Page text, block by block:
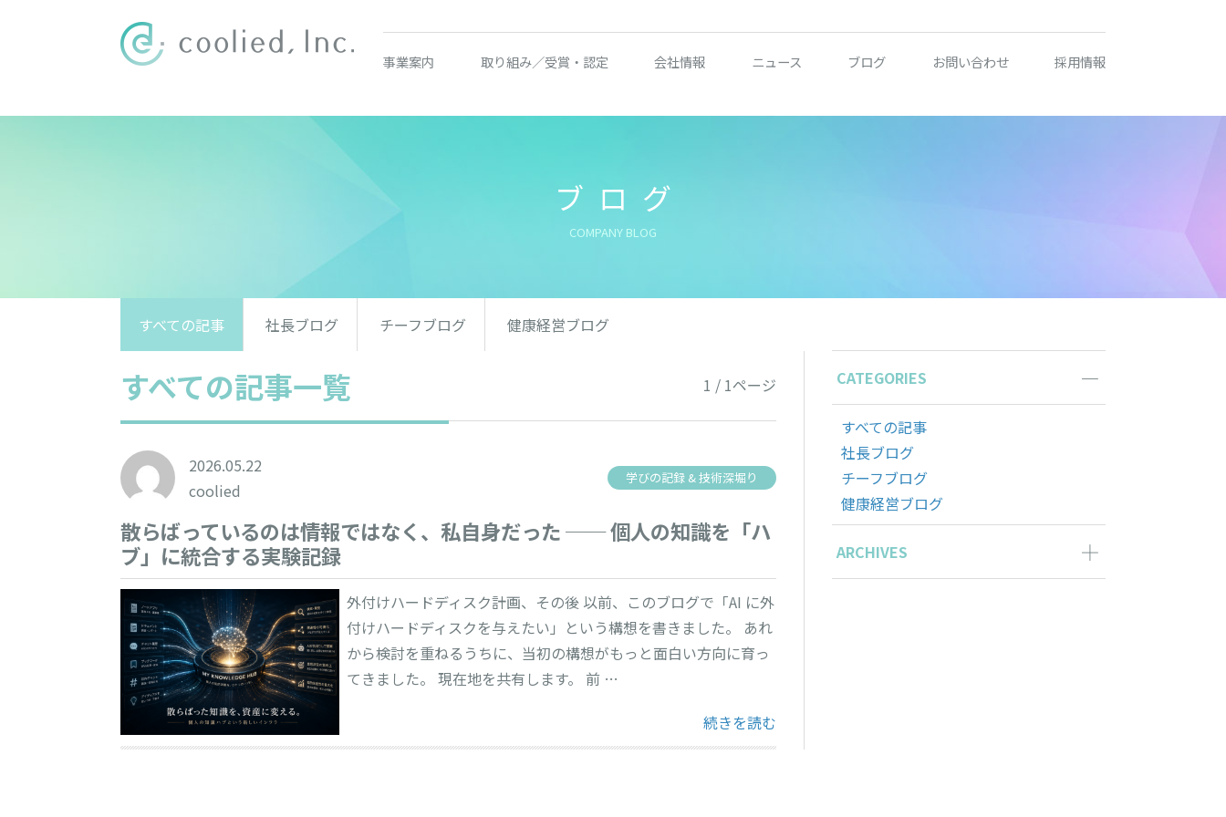
事業案内 取り組み／受賞・認定 会社情報 ニュース ブログ お問い合わせ 採用情報
ブログ
COMPANY BLOG
すべての記事 社長ブログ チーフブログ 健康経営ブログ
すべての記事一覧 1 / 1ページ
2026.05.22
coolied
学びの記録 & 技術深堀り
散らばっているのは情報ではなく、私自身だった ── 個人の知識を「ハ
ブ」に統合する実験記録
外付けハードディスク計画、その後 以前、このブログで「AI に外
付けハードディスクを与えたい」という構想を書きました。 あれ
から検討を重ねるうちに、当初の構想がもっと面白い方向に育っ
てきました。 現在地を共有します。 前 …
“散らばっているのは情報ではなく、私自身だった ── 個人の知識を「ハブ」
続きを読む
CATEGORIES
すべての記事
社長ブログ
チーフブログ
健康経営ブログ
ARCHIVES